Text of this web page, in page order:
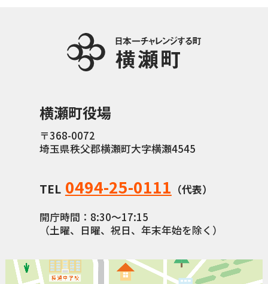
暮らしの便利帳「わかる」
横瀬町役場
〒368-0072
埼玉県秩父郡横瀬町大字横瀬4545
TEL 0494-25-0111 （代表）
開庁時間：8:30〜17:15
（土曜、日曜、祝日、年末年始を除く）